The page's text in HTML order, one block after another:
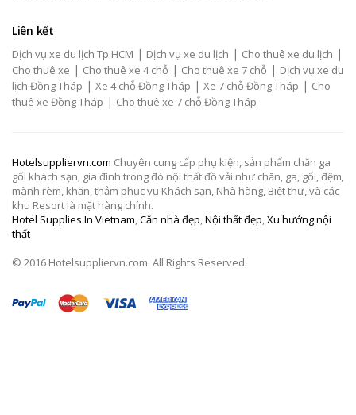
Liên kết
Dịch vụ xe du lịch Tp.HCM | Dịch vụ xe du lịch | Cho thuê xe du lịch |
Cho thuê xe | Cho thuê xe 4 chỗ | Cho thuê xe 7 chỗ | Dịch vụ xe du
lịch Đồng Tháp | Xe 4 chỗ Đồng Tháp | Xe 7 chỗ Đồng Tháp | Cho
thuê xe Đồng Tháp | Cho thuê xe 7 chỗ Đồng Tháp
Hotelsuppliervn.com Chuyên cung cấp phụ kiện, sản phẩm chăn ga
gối khách sạn, gia đình trong đó nội thất đồ vải như chăn, ga, gối, đệm,
mành rèm, khăn, thảm phục vụ Khách sạn, Nhà hàng, Biệt thự, và các
khu Resort là mặt hàng chính.
Hotel Supplies In Vietnam,Căn nhà đẹp,Nội thất đẹp,Xu hướng nội
thất
© 2016 Hotelsuppliervn.com. All Rights Reserved.